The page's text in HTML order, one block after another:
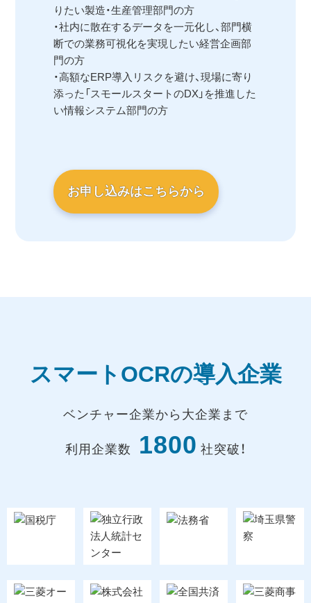
りたい製造・生産管理部門の方
・社内に散在するデータを一元化し、部門横
断での業務可視化を実現したい経営企画部
門の方
・高額なERP導入リスクを避け、現場に寄り
添った「スモールスタートのDX」を推進した
い情報システム部門の方
お申し込みはこちらから
スマートOCRの導入企業
ベンチャー企業から大企業まで
利用企業数 1800 社突破！